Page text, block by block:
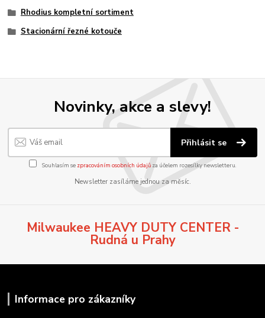
Rhodius kompletní sortiment
Stacionární řezné kotouče
Novinky, akce a slevy!
Přihlásit se
Souhlasím se zpracováním osobních údajůza účelem rozesílky newsletteru.
Newsletter zasíláme jednou za měsíc.
Milwaukee HEAVY DUTY CENTER -
Rudná u Prahy
Informace pro zákazníky